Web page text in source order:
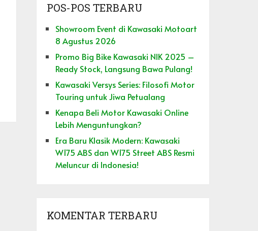
POS-POS TERBARU
Showroom Event di Kawasaki Motoart
8 Agustus 2026
Promo Big Bike Kawasaki NIK 2025 –
Ready Stock, Langsung Bawa Pulang!
Kawasaki Versys Series: Filosofi Motor
Touring untuk Jiwa Petualang
Kenapa Beli Motor Kawasaki Online
Lebih Menguntungkan?
Era Baru Klasik Modern: Kawasaki
W175 ABS dan W175 Street ABS Resmi
Meluncur di Indonesia!
KOMENTAR TERBARU